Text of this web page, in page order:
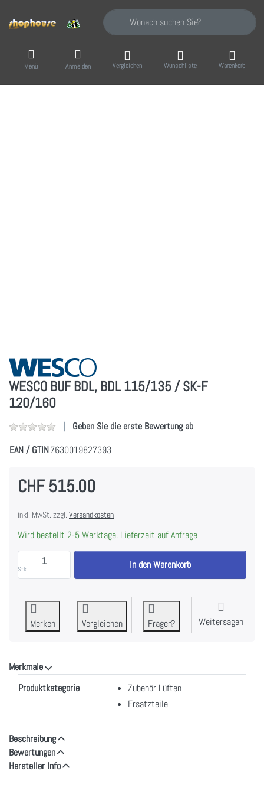
Geben Sie einen Suchbegriff ein. Während
Menü Anmelden Vergleichen Wunschliste Warenkorb
WESCO BUF BDL, BDL 115/135 / SK-F
120/160
Geben Sie die erste Bewertung ab
EAN / GTIN7630019827393
CHF 515.00
inkl. MwSt. zzgl. Versandkosten
Wird bestellt 2-5 Werktage, Lieferzeit auf Anfrage
Stk.
WESCO BUF BDL, BDL 115/135 / SK-F 120/160 zu
In den Warenkorb
Merken Vergleichen Fragen? Weitersagen
Merkmale
Produktkategorie
Zubehör Lüften
Ersatzteile
Beschreibung
Bewertungen
Hersteller Info